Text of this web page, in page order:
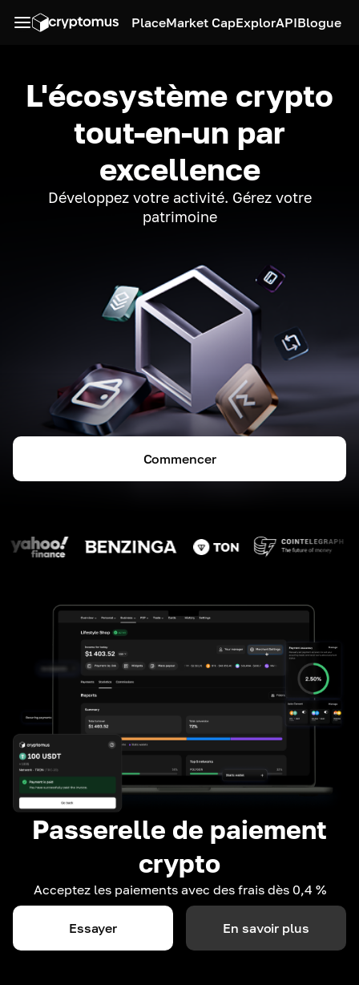
PlaceMarket CapExplorAPIBlogue
L'écosystème crypto
tout-en-un par
excellence
Développez votre activité. Gérez votre
patrimoine
Commencer
Passerelle de paiement
crypto
Acceptez les paiements avec des frais dès 0,4 %
Essayer En savoir plus